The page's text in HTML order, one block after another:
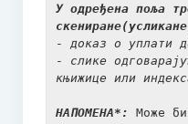
Завршни рачун за 2018.
Финансијски план за 2019.
У одређена поља
- доказ о уплати
- слике
књижице или
НАПОМЕНА*:
Може